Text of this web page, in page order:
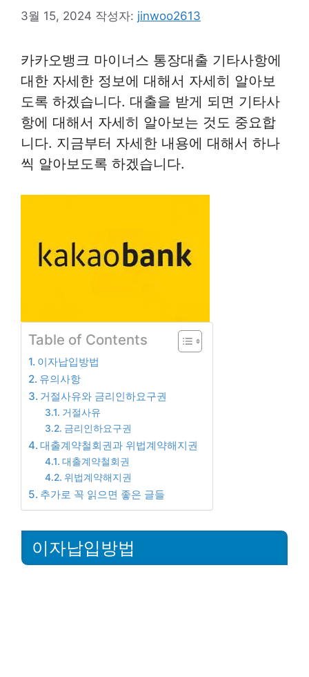
3월 15, 2024 작성자: jinwoo2613
카카오뱅크 마이너스 통장대출 기타사항에
대한 자세한 정보에 대해서 자세히 알아보
도록 하겠습니다. 대출을 받게 되면 기타사
항에 대해서 자세히 알아보는 것도 중요합
니다. 지금부터 자세한 내용에 대해서 하나
씩 알아보도록 하겠습니다.
Table of Contents
이자납입방법
유의사항
거절사유와 금리인하요구권
거절사유
금리인하요구권
대출계약철회권과 위법계약해지권
대출계약철회권
위법계약해지권
추가로 꼭 읽으면 좋은 글들
이자납입방법